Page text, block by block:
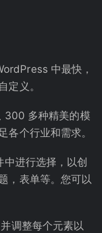
中最快，
定义。
300 多种精美的模
各个行业和需求。
中进行选择，以创
，表单等。您可以
调整每个元素以